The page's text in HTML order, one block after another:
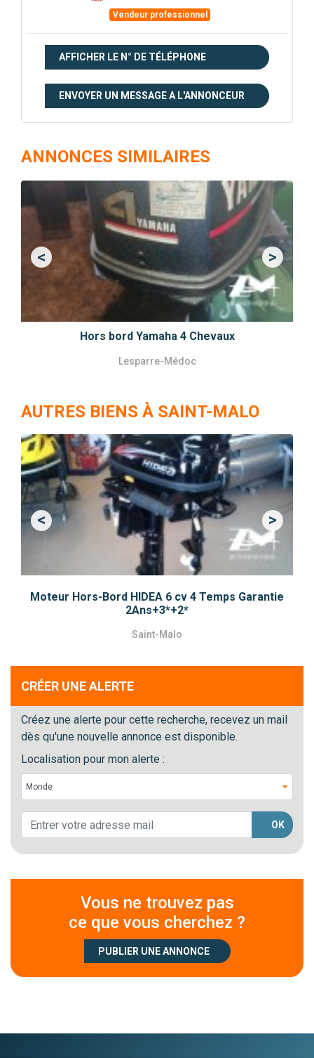
Vendeur professionnel
AFFICHER LE N° DE TÉLÉPHONE
ENVOYER UN MESSAGE A L'ANNONCEUR
ANNONCES SIMILAIRES
Hors bord Yamaha 4 Chevaux
Lesparre-Médoc
<Previous >Next
AUTRES BIENS À SAINT-MALO
Moteur Hors-Bord HIDEA 6 cv 4 Temps Garantie
2Ans+3*+2*
Saint-Malo
<Previous >Next
CRÉER UNE ALERTE
Créez une alerte pour cette recherche, recevez un mail
dès qu'une nouvelle annonce est disponible.
Localisation pour mon alerte :
OK
Vous ne trouvez pas
ce que vous cherchez ?
PUBLIER UNE ANNONCE